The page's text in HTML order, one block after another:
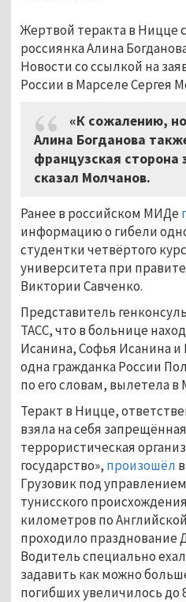
Жертвой теракта в Ницце
россиянка Алина
Новости со ссылкой на
России в Марселе Сергея
«К сожалению,
Алина Богданова
французская сторона
сказал Молчанов.
Ранее в российском МИДе
информацию о гибели
студентки четвёртого
университета при
Виктории Савченко.
Представитель
ТАСС, что в больнице
Исанина, Софья Исанина и
одна гражданка России
по его словам, вылетела в
Теракт в Ницце,
взяла на себя
террористическая
государство», произошёл
Грузовик под
тунисского
километров по
проходило празднование
Водитель специально
задавить как можно
погибших увеличилось до